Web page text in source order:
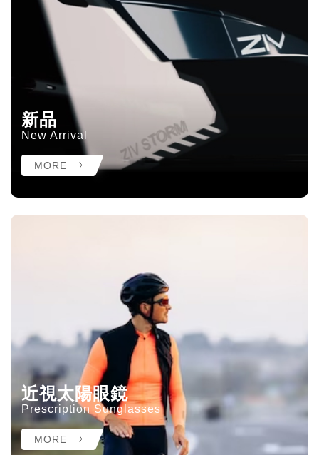
新品
New Arrival
MORE
近視太陽眼鏡
Prescription Sunglasses
MORE